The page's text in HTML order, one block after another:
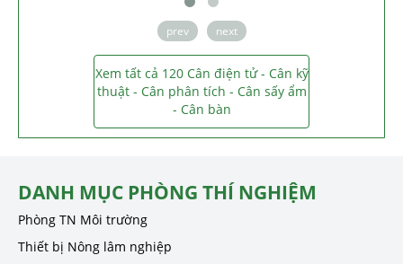
prev next
Xem tất cả 120 Cân điện tử - Cân kỹ
thuật - Cân phân tích - Cân sấy ẩm
- Cân bàn
DANH MỤC PHÒNG THÍ NGHIỆM
Phòng TN Môi trường
Thiết bị Nông lâm nghiệp